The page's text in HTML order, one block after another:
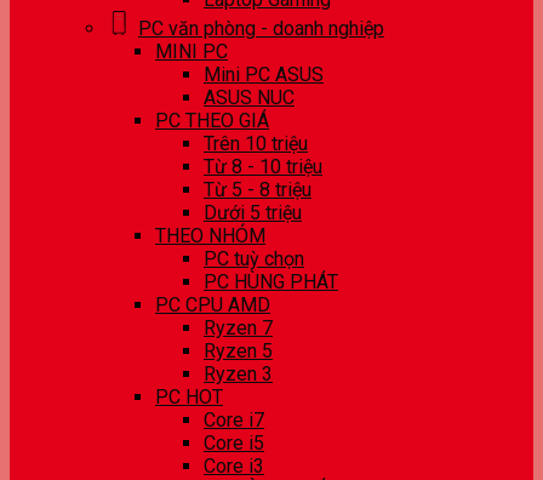
PC văn phòng - doanh nghiệp
MINI PC
Mini PC ASUS
ASUS NUC
PC THEO GIÁ
Trên 10 triệu
Từ 8 - 10 triệu
Từ 5 - 8 triệu
Dưới 5 triệu
THEO NHÓM
PC tuỳ chọn
PC HÙNG PHÁT
PC CPU AMD
Ryzen 7
Ryzen 5
Ryzen 3
PC HOT
Core i7
Core i5
Core i3